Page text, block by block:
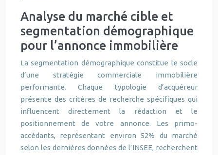
Analyse du marché cible et
segmentation démographique
pour l’annonce immobilière
La segmentation démographique constitue le socle
d’une stratégie commerciale immobilière
performante. Chaque typologie d’acquéreur
présente des critères de recherche spécifiques qui
influencent directement la rédaction et le
positionnement de votre annonce. Les primo-
accédants, représentant environ 52% du marché
selon les dernières données de l’INSEE, recherchent